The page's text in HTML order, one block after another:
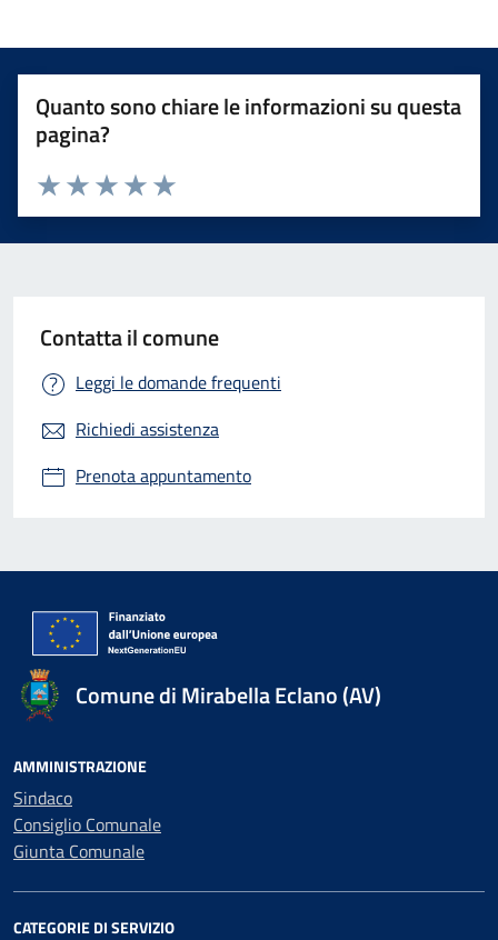
Quanto sono chiare le informazioni su questa
pagina?
Valuta 5 stelle su 5
Valuta 4 stelle su 5
Valuta 3 stelle su 5
Valuta 2 stelle su 5
Valuta 1 stelle su 5
Contatta il comune
Leggi le domande frequenti
Richiedi assistenza
Prenota appuntamento
Comune di Mirabella Eclano (AV)
AMMINISTRAZIONE
Sindaco
Consiglio Comunale
Giunta Comunale
CATEGORIE DI SERVIZIO